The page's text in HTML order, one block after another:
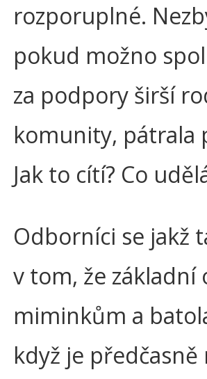
rozporuplné.
pokud možno
za podpory širší
komunity, pátrala
Jak to cítí? Co
Odborníci se jakž
v tom, že základní
miminkům a
když je